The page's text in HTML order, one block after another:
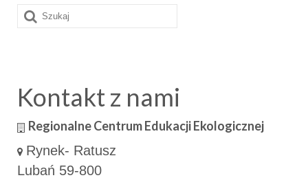
Szuklaj
w:
Kontakt z nami
Regionalne Centrum Edukacji Ekologicznej
Rynek- Ratusz
Lubań 59-800